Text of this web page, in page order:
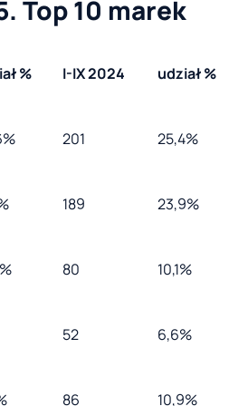
Top 10 marek
% I-IX 2024 udział %
201 25,4%
189 23,9%
80 10,1%
52 6,6%
86 10,9%